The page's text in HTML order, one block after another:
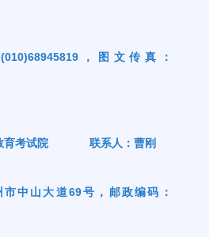
(010)68945819，图文传真：
育考试院 联系人：曹刚
中山大道69号，邮政编码：